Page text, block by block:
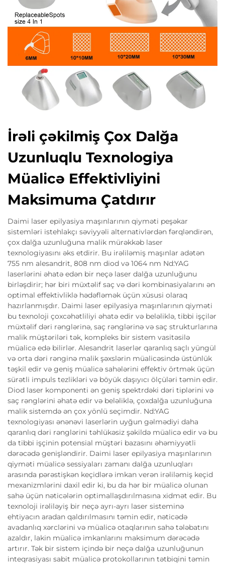
İrəli çəkilmiş Çox Dalğa
Uzunluqlu Texnologiya
Müalicə Effektivliyini
Maksimuma Çatdırır
Daimi laser epilyasiya maşınlarının qiyməti peşəkar
sistemləri istehlakçı səviyyəli alternativlərdən fərqləndirən,
çox dalğa uzunluğuna malik mürəkkəb laser
texnologiyasını əks etdirir. Bu irəliləmiş maşınlar adətən
755 nm alesandrit, 808 nm diod və 1064 nm Nd:YAG
laserlərini əhatə edən bir neçə laser dalğa uzunluğunu
birləşdirir; hər biri müxtəlif saç və dəri kombinasiyalarını ən
optimal effektivliklə hədəfləmək üçün xüsusi olaraq
hazırlanmışdır. Daimi laser epilyasiya maşınlarının qiyməti
bu texnoloji çoxcəhətliliyi əhatə edir və beləliklə, tibbi işçilər
müxtəlif dəri rənglərinə, saç rənglərinə və saç strukturlarına
malik müştəriləri tək, kompleks bir sistem vasitəsilə
müalicə edə bilirlər. Alesandrit laserlər qaranlıq saçlı yüngül
və orta dəri rənginə malik şəxslərin müalicəsində üstünlük
təşkil edir və geniş müalicə sahələrini effektiv örtmək üçün
sürətli impuls tezlikləri və böyük daşıyıcı ölçüləri təmin edir.
Diod laser komponenti ən geniş spektrdəki dəri tiplərini və
saç rənglərini əhatə edir və beləliklə, çoxdalğa uzunluğuna
malik sistemdə ən çox yönlü seçimdir. Nd:YAG
texnologiyası ənənəvi laserlərin uyğun gəlmədiyi daha
qaranlıq dəri rənglərini təhlükəsiz şəkildə müalicə edir və bu
da tibbi işçinin potensial müştəri bazasını əhəmiyyətli
dərəcədə genişləndirir. Daimi laser epilyasiya maşınlarının
qiyməti müalicə sessiyaları zamanı dalğa uzunluqları
arasında pərəstişkən keçidlərə imkan verən irəliləmiş keçid
mexanizmlərini daxil edir ki, bu da hər bir müalicə olunan
sahə üçün nəticələrin optimallaşdırılmasına xidmət edir. Bu
texnoloji irəliləyiş bir neçə ayrı-ayrı laser sisteminə
ehtiyacın aradan qaldırılmasını təmin edir, nəticədə
avadanlıq xərclərini və müalicə otaqlarının sahə tələbatını
azaldır, lakin müalicə imkanlarını maksimum dərəcədə
artırır. Tək bir sistem içində bir neçə dalğa uzunluğunun
inteqrasiyası sabit müalicə protokollarının tətbiqini təmin